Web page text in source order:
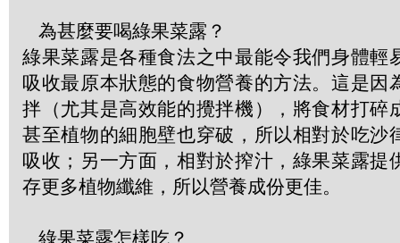
為甚麼要喝綠果菜露？
綠果菜露是各種食法之中最能令我們身體輕
吸收最原本狀態的食物營養的方法。這是因
拌（尤其是高效能的攪拌機），將食材打碎
甚至植物的細胞壁也穿破，所以相對於吃沙
吸收；另一方面，相對於搾汁，綠果菜露提
存更多植物纖維，所以營養成份更佳。
綠果菜露怎樣吃？